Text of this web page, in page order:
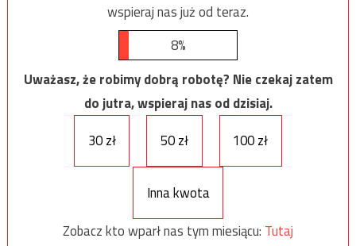
wspieraj nas już od teraz.
8%
Uważasz, że robimy dobrą robotę? Nie czekaj zatem
do jutra, wspieraj nas od dzisiaj.
30 zł
50 zł 100 zł
Inna kwota
Zobacz kto wparł nas tym miesiącu: Tutaj